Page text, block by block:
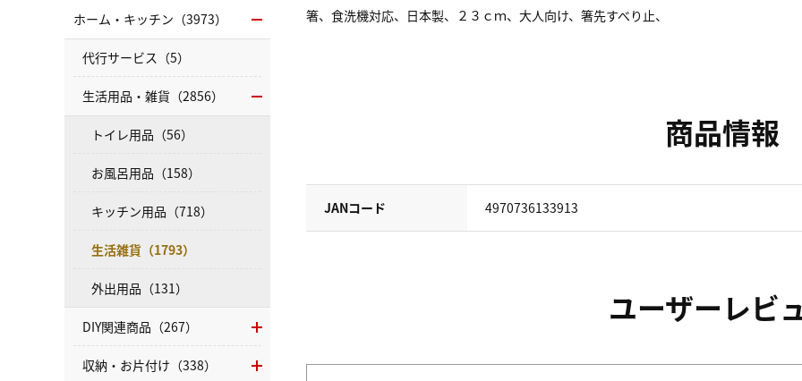
箸、食洗機対応、日本製、２３ｃｍ、大人向け、箸先すべり止、
商品情報
JANコード 4970736133913
ユーザーレビ
ホーム・キッチン（3973）
代行サービス（5）
生活用品・雑貨（2856）
トイレ用品（56）
お風呂用品（158）
キッチン用品（718）
生活雑貨（1793）
外出用品（131）
DIY関連商品（267）
収納・お片付け（338）